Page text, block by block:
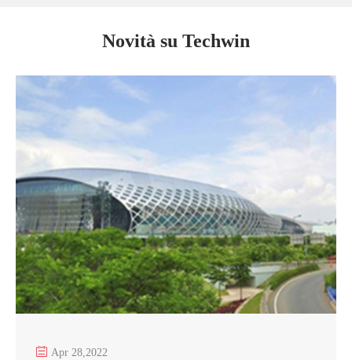
Novità su Techwin
 Apr 28,2022